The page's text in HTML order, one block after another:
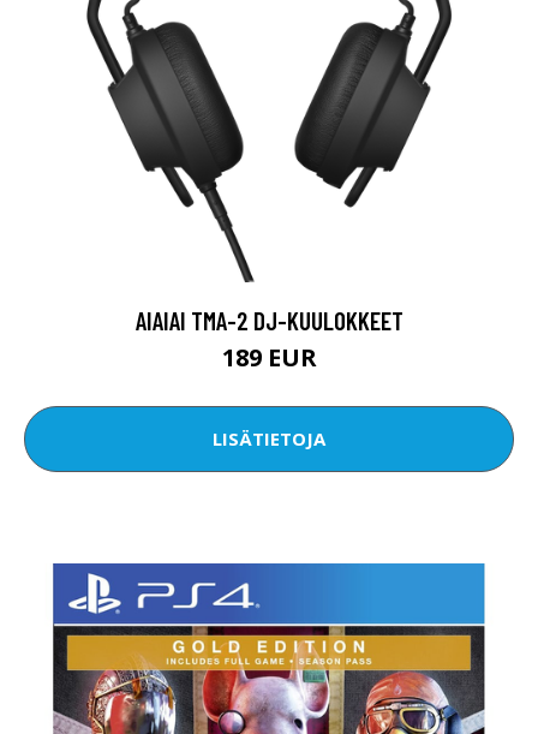
AIAIAI TMA-2 DJ-KUULOKKEET
189 EUR
LISÄTIETOJA